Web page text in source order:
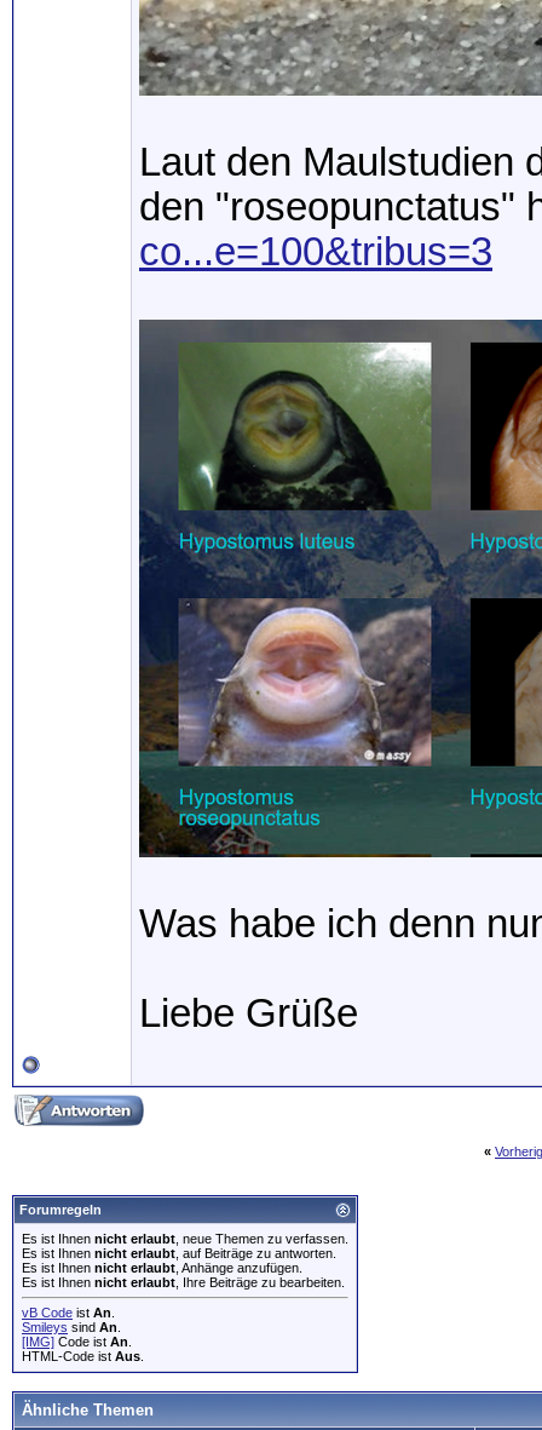
Laut den Maulstudien
den "roseopunctatus"
co...e=100&tribus=3
Was habe ich denn
Liebe Grüße
«
Forumregeln
Es ist Ihnen nicht erlaubt , neue Themen zu verfassen.
Es ist Ihnen nicht erlaubt , auf Beiträge zu antworten.
Es ist Ihnen nicht erlaubt , Anhänge anzufügen.
Es ist Ihnen nicht erlaubt , Ihre Beiträge zu bearbeiten.
vB Code ist An
Smileys sind An
[IMG] Code ist An
HTML-Code ist Aus
Ähnliche Themen